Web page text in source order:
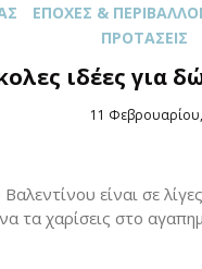
ΕΠΟΧΈΣ &
ΠΡΟΤΆΣΕΙΣ
ιδέες για
Posted
11
είναι σε
τα χαρίσεις στο